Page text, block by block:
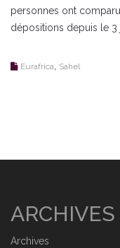
personnes ont
dépositions depuis le 3
Eurafrica Sahel
ARCHIVES
Archives